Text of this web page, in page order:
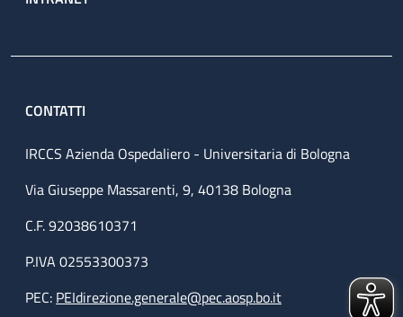
CONTATTI
IRCCS Azienda Ospedaliero - Universitaria di Bologna
Via Giuseppe Massarenti, 9, 40138 Bologna
C.F. 92038610371
P.IVA 02553300373
PEC: PEIdirezione.generale@pec.aosp.bo.it